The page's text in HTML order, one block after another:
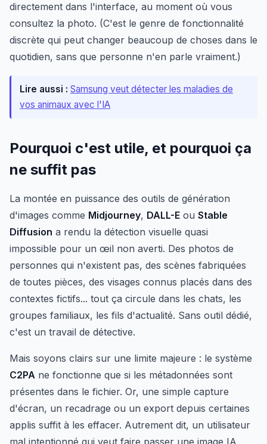
directement dans l'interface, au moment où vous
consultez la photo. (C'est le genre de fonctionnalité
discrète qui peut changer beaucoup de choses dans le
quotidien, sans que personne n'en parle vraiment.)
Lire aussi : Samsung veut détecter les maladies de
vos animaux avec l'IA
Pourquoi c'est utile, et pourquoi ça
ne suffit pas
La montée en puissance des outils de génération
d'images comme Midjourney, DALL-E ou Stable
Diffusion a rendu la détection visuelle quasi
impossible pour un œil non averti. Des photos de
personnes qui n'existent pas, des scènes fabriquées
de toutes pièces, des visages connus placés dans des
contextes fictifs... tout ça circule dans les chats, les
groupes familiaux, les fils d'actualité. Sans outil dédié,
c'est un travail de détective.
Mais soyons clairs sur une limite majeure : le système
C2PA ne fonctionne que si les métadonnées sont
présentes dans le fichier. Or, une simple capture
d'écran, un recadrage ou un export depuis certaines
applis suffit à les effacer. Autrement dit, un utilisateur